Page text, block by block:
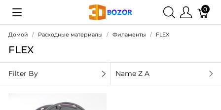
0
Домой Расходные материалы Филаменты FLEX
FLEX
Filter By Name Z A